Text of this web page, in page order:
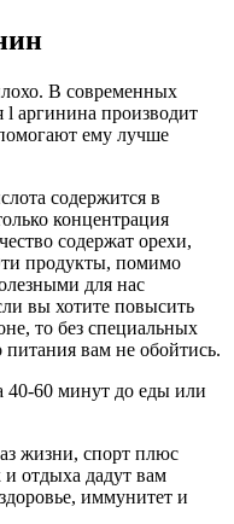
В современных
l аргинина производит
ему лучше
содержится в
концентрация
содержат орехи,
продукты, помимо
для нас
вы хотите повысить
то без специальных
вам не обойтись.
40-60 минут до еды или
жизни, спорт плюс
отдыха дадут вам
иммунитет и